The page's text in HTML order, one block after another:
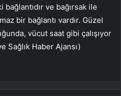
bağlantıdır ve bağırsak ile
bir bağlantı vardır. Güzel
vücut saat gibi çalışıyor
Sağlık Haber Ajansı)